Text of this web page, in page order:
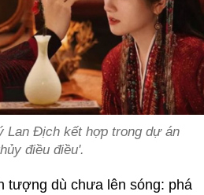
Lan Địch kết hợp trong dự án
điều điều'.
tượng dù chưa lên sóng: phá